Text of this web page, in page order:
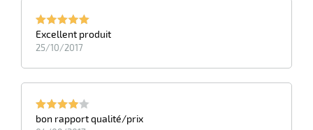
Excellent produit
25/10/2017
bon rapport qualité/prix